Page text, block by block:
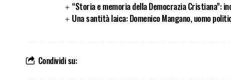
“Storia e memoria della Democrazia Cristiana”:
Una santità laica: Domenico Mangano, uomo
Condividi su: